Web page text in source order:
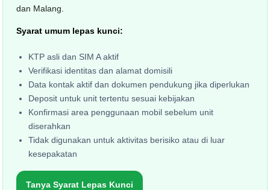
dan Malang.
Syarat umum lepas kunci:
KTP asli dan SIM A aktif
Verifikasi identitas dan alamat domisili
Data kontak aktif dan dokumen pendukung jika diperlukan
Deposit untuk unit tertentu sesuai kebijakan
Konfirmasi area penggunaan mobil sebelum unit
diserahkan
Tidak digunakan untuk aktivitas berisiko atau di luar
kesepakatan
Tanya Syarat Lepas Kunci